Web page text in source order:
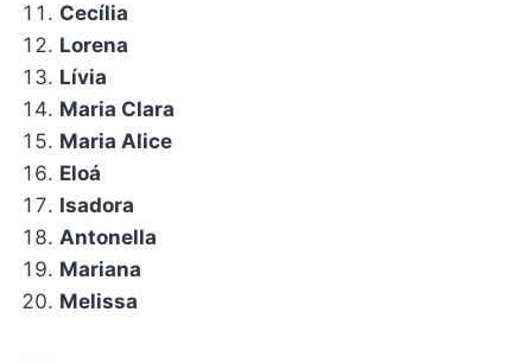
Cecília
Lorena
Lívia
Maria Clara
Maria Alice
Eloá
Isadora
Antonella
Mariana
Melissa